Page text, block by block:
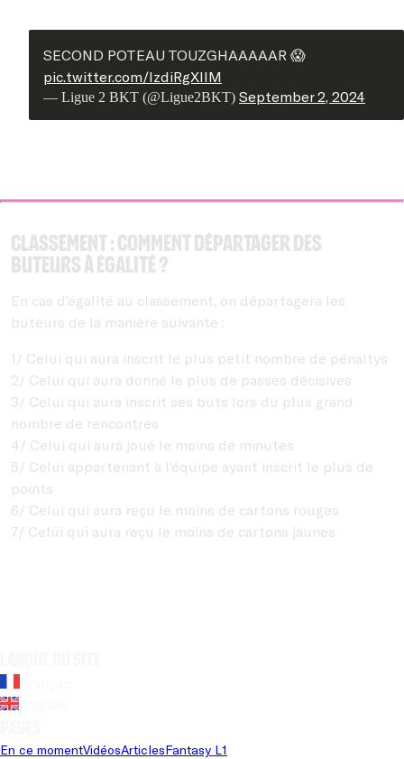
SECOND POTEAU TOUZGHAAAAAR 😱
pic.twitter.com/lzdiRgXllM
— Ligue 2 BKT (@Ligue2BKT) September 2, 2024
Classement : Comment départager des
buteurs à égalité ?
En cas d’égalité au classement, on départagera les
buteurs de la manière suivante :
1/ Celui qui aura inscrit le plus petit nombre de pénaltys
2/ Celui qui aura donné le plus de passes décisives
3/ Celui qui aura inscrit ses buts lors du plus grand
nombre de rencontres
4/ Celui qui aura joué le moins de minutes
5/ Celui appartenant à l’équipe ayant inscrit le plus de
points
6/ Celui qui aura reçu le moins de cartons rouges
7/ Celui qui aura reçu le moins de cartons jaunes
En ce momentVidéosArticlesFantasy L1